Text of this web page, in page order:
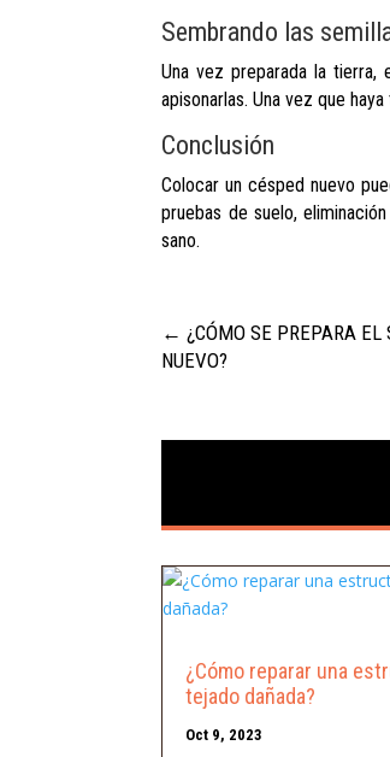
Sembrando las
Una vez preparada la tierra,
apisonarlas. Una vez que
Conclusión
Colocar un césped nuevo
pruebas de suelo,
sano.
←¿CÓMO SE PREPARA EL
NUEVO?
¿Cómo reparar una
tejado dañada?
Oct 9, 2023